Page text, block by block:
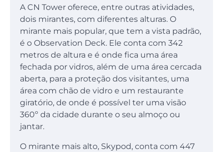
A CN Tower oferece, entre outras atividades,
dois mirantes, com diferentes alturas. O
mirante mais popular, que tem a vista padrão,
é o Observation Deck. Ele conta com 342
metros de altura e é onde fica uma área
fechada por vidros, além de uma área cercada
aberta, para a proteção dos visitantes, uma
área com chão de vidro e um restaurante
giratório, de onde é possível ter uma visão
360º da cidade durante o seu almoço ou
jantar.
O mirante mais alto, Skypod, conta com 447